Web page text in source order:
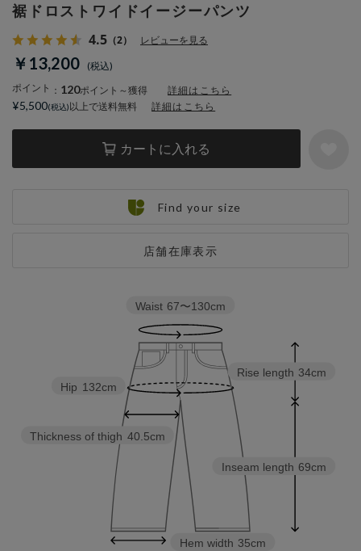
裾ドロストワイドイージーパンツ
4.5 （2） レビューを見る
￥13,200
ポイント ： 120ポイント～獲得 詳細はこちら
カートに入れる
店舗在庫表示
¥5,500 以上で送料無料 詳細はこちら
Find your size
Inseam length 69cm
Rise length 34cm
Hem width 35cm
Thickness of thigh 40.5cm
Hip 132cm
Waist 67〜130cm